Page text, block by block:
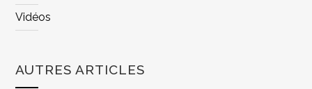
Vidéos
AUTRES ARTICLES